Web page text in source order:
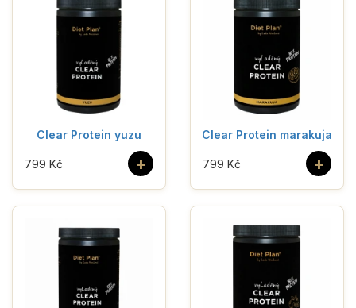
Clear Protein yuzu
+
799 Kč
Clear Protein marakuja
+
799 Kč